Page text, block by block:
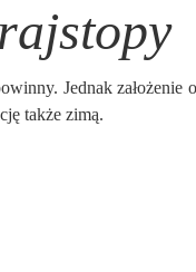
Jednak założenie
także zimą.